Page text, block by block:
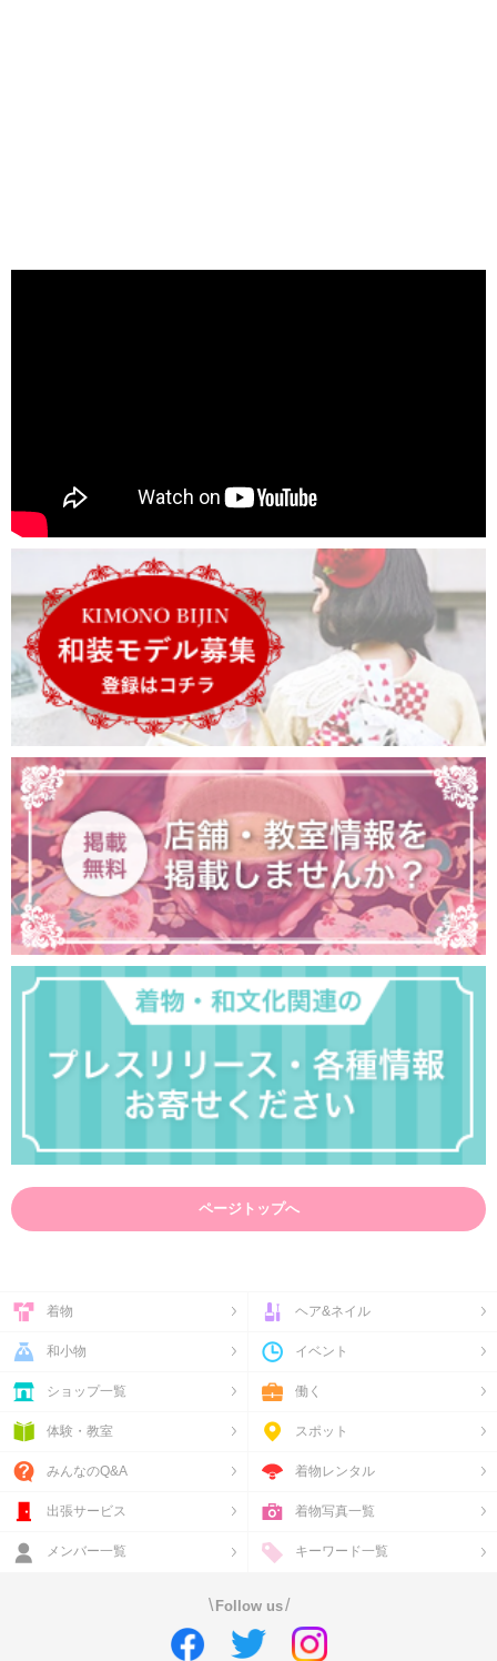
ページトップへ
着物 ヘア&ネイル
和小物 イベント
ショップ一覧 働く
体験・教室 スポット
みんなのQ&A 着物レンタル
出張サービス 着物写真一覧
メンバー一覧 キーワード一覧
\ Follow us/